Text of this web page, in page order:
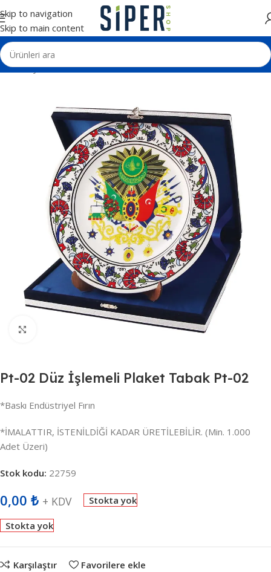
Skip to navigation
Skip to main content
Ana Sayfa Plaketler Tabak Plaketler
Pt-02 Düz İşlemeli Plaket Tabak Pt-02
*Baskı Endüstriyel Fırın
*İMALATTIR, İSTENİLDİĞİ KADAR ÜRETİLEBİLİR. (Min. 1.000
Adet Üzeri)
Stok kodu: 22759
0,00 ₺ + KDV Stokta yok
Stokta yok
Karşılaştır Favorilere ekle